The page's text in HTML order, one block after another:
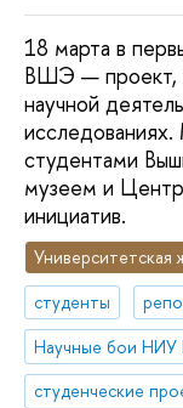
18 марта в
ВШЭ — проект,
научной
студентами
музеем и
инициатив.
Университетская
студенты
Научные бои
студенческие